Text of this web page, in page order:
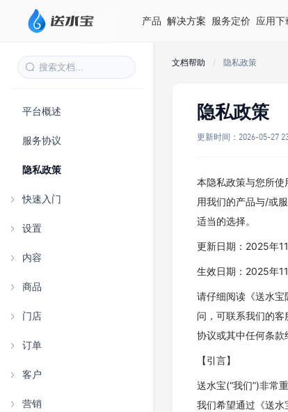
产品 解决方案 服务定价 应用下
平台概述
服务协议
隐私政策
快速入门
设置
内容
商品
门店
订单
客户
营销
文档帮助 / 隐私政策
隐私政策
更新时间：2026-05-27
本隐私政策与您所使
用我们的产品与/或
适当的选择。
更新日期：2025年
生效日期：2025年
请仔细阅读《送水
问，可联系我们的
协议或其中任何条款
【引言】
送水宝(“我们”)非常
我们希望通过《送水